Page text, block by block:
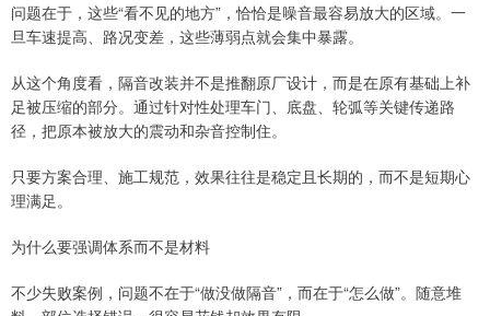
问题在于，这些“看不见的地方”，恰恰是噪音最容易放大的区域。一
旦车速提高、路况变差，这些薄弱点就会集中暴露。
从这个角度看，隔音改装并不是推翻原厂设计，而是在原有基础上补
足被压缩的部分。通过针对性处理车门、底盘、轮弧等关键传递路
径，把原本被放大的震动和杂音控制住。
只要方案合理、施工规范，效果往往是稳定且长期的，而不是短期心
理满足。
为什么要强调体系而不是材料
不少失败案例，问题不在于“做没做隔音”，而在于“怎么做”。随意堆